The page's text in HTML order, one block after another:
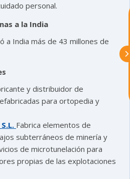
personal.
a la India
a India más de 43 millones de
y distribuidor de
para ortopedia y
Fabrica elementos de
subterráneos de minería y
de microtunelación para
propias de las explotaciones
Estoy aquí para
de
que lleva a cabo
hoy?